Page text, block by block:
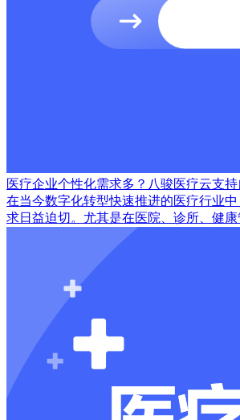
医疗企业个性化需求多？八骏医疗云支
在当今数字化转型快速推进的医疗行业
求日益迫切。尤其是在医院、诊所、健康